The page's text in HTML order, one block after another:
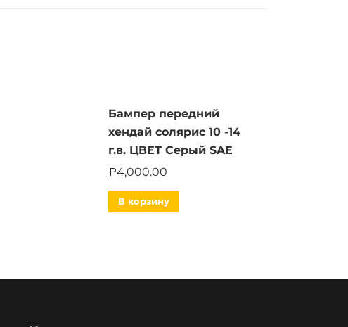
Бампер передний
хендай солярис 10 -14
г.в. ЦВЕТ Серый SAE
Р4,000.00
В корзину